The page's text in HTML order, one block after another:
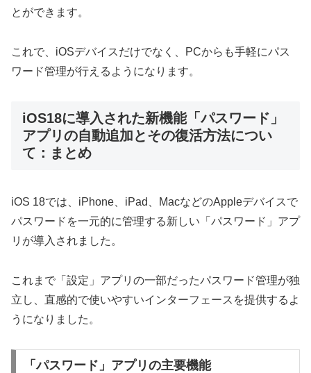
とができます。
これで、iOSデバイスだけでなく、PCからも手軽にパス
ワード管理が行えるようになります。
iOS18に導入された新機能「パスワード」
アプリの自動追加とその復活方法につい
て：まとめ
iOS 18では、iPhone、iPad、MacなどのAppleデバイスで
パスワードを一元的に管理する新しい「パスワード」アプ
リが導入されました。
これまで「設定」アプリの一部だったパスワード管理が独
立し、直感的で使いやすいインターフェースを提供するよ
うになりました。
「パスワード」アプリの主要機能